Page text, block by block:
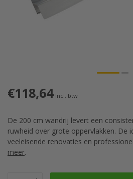
€118,64 Incl. btw
De 200 cm wandrij levert een
ruwheid over grote oppervlakken. De
veeleisende renovaties en
meer.